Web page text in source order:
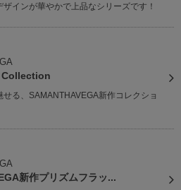
ザインが華やかで上品なシリーズです！
Collection
る、SAMANTHAVEGA新作コレクショ
新作プリズムフラッ...